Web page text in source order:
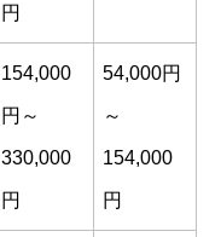
円
154,000
円～
330,000
円
54,000円
～
154,000
円